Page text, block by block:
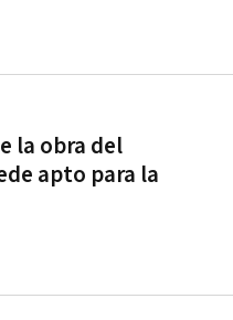
la obra del
apto para la